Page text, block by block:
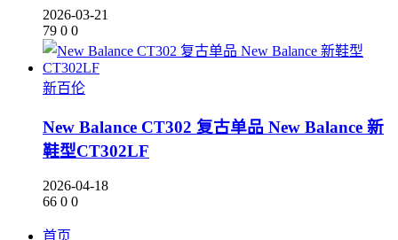
2026-03-21
79 0 0
新百伦
New Balance CT302 复古单品 New Balance 新
鞋型CT302LF
2026-04-18
66 0 0
首页